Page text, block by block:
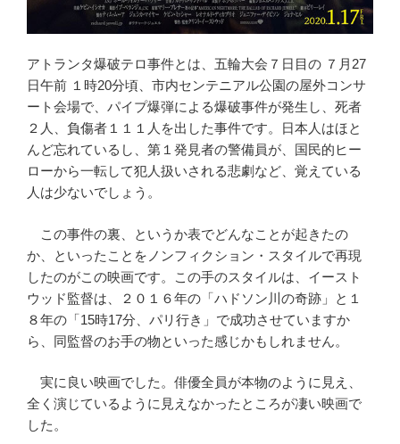
アトランタ爆破テロ事件とは、五輪大会７日目の ７月27
日午前 １時20分頃、市内センテニアル公園の屋外コンサ
ート会場で、パイプ爆弾による爆破事件が発生し、死者
２人、負傷者１１１人を出した事件です。日本人はほと
んど忘れているし、第１発見者の警備員が、国民的ヒー
ローから一転して犯人扱いされる悲劇など、覚えている
人は少ないでしょう。
この事件の裏、というか表でどんなことが起きたの
か、といったことをノンフィクション・スタイルで再現
したのがこの映画です。この手のスタイルは、イースト
ウッド監督は、２０１６年の「ハドソン川の奇跡」と１
８年の「15時17分、パリ行き」で成功させていますか
ら、同監督のお手の物といった感じかもしれません。
実に良い映画でした。俳優全員が本物のように見え、
全く演じているように見えなかったところが凄い映画で
した。